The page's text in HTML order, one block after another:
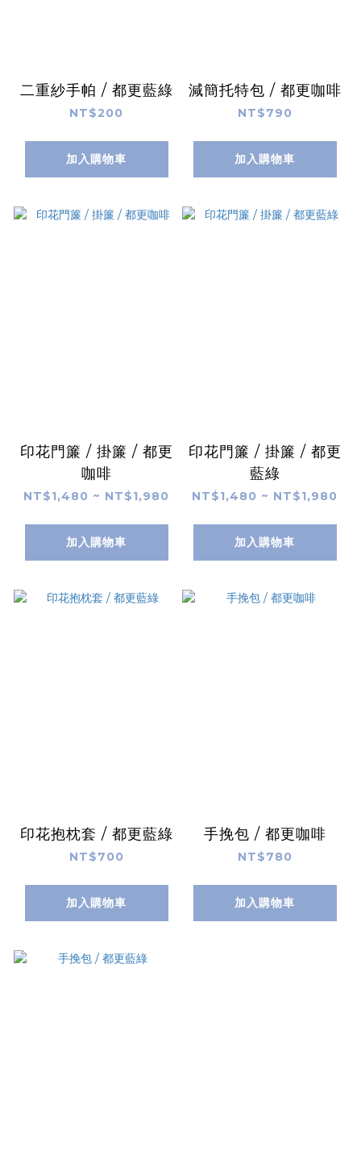
二重紗手帕 / 都更藍綠
NT$200
加入購物車
減簡托特包 / 都更咖啡
NT$790
加入購物車
印花門簾 / 掛簾 / 都更
咖啡
NT$1,480 ~ NT$1,980
加入購物車
印花門簾 / 掛簾 / 都更
藍綠
NT$1,480 ~ NT$1,980
加入購物車
印花抱枕套 / 都更藍綠
NT$700
加入購物車
手挽包 / 都更咖啡
NT$780
加入購物車